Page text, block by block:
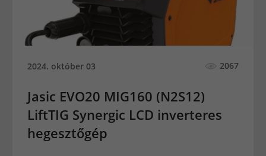
2024. október 03 2067
Jasic EVO20 MIG160 (N2S12)
LiftTIG Synergic LCD inverteres
hegesztőgép